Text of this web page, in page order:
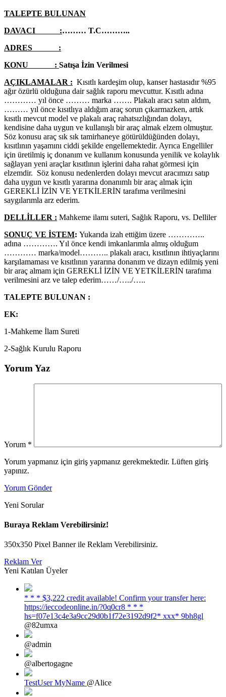
TALEPTE BULUNAN
DAVACI :……… T.C………..
ADRES :
KONU : Satışa İzin Verilmesi
AÇIKLAMALAR : Kısıtlı kardeşim olup, kanser hastasıdır %95
ağır özürlü olduğuna dair sağlık raporu mevcuttur. Kısıtlı adına
………… yıl önce ……… marka ……. Plakalı aracı satın aldım,
……… yıl önce kısıtlıya aldığım araç sorun çıkarmazken, artık
kısıtlı mevcut model ve plakalı araç rahatsızlığından dolayı,
kendisine daha uygun ve kullanışlı bir araç almak elzem olmuştur.
Söz konusu araç sık sık tamirhaneye götürüldüğünden dolayı,
kısıtlının yaşamını ciddi şekilde engellemektedir. Ayrıca Engelliler
için üretilmiş iç donanım ve kullanım konusunda yenilik ve kolaylık
sağlayan yeni araçlar kısıtlının işlerini daha rahat görmesi için
elzemdir. Söz konusu nedenlerden dolayı mevcut aracımızı satıp
daha uygun ve kısıtlı yararına donanımlı bir araç almak için
GEREKLİ İZİN VE YETKİLERİN tarafıma verilmesini
saygılarımla arz ederim.
DELLİLLER : Mahkeme ilamı suteri, Sağlık Raporu, vs. Delliler
SONUÇ VE İSTEM: Yukarıda izah ettiğim üzere …………..
adına …………. Yıl önce kendi imkanlarımla almış olduğum
………… marka/model……….. plakalı aracı, kısıtlının ihtiyaçlarını
karşılamaması ve kısıtlının yararına donanım ve dizayn edilmiş yeni
bir araç almam için GEREKLİ İZİN VE YETKİLERİN tarafıma
verilmesini arz ve talep ederim……/…../…..
TALEPTE BULUNAN :
EK:
1-Mahkeme İlam Sureti
2-Sağlık Kurulu Raporu
Yorum Yaz
Yorum *
Yorum yapmanız için giriş yapmanız gerekmektedir. Lüften giriş
yapınız.
Yorum Gönder
Yeni Sorular
Buraya Reklam Verebilirsiniz!
350x350 Pixel Banner ile Reklam Verebilirsiniz.
Reklam Ver
Yeni Katılan Üyeler
* * * $3,222 credit available! Confirm your transfer here:
https://ieccodeonline.in/?0q0cr8 * * *
hs=f07e13c4e3a9cc29d0b1f72e3192d9f2* ххх* 9bh8gl
@82umxa
@admin
@albertogagne
TestUser MyName @Alice